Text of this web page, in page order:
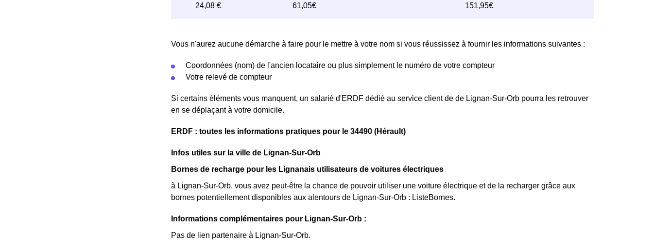
Vous n'aurez aucune démarche à faire pour le mettre à votre nom si vous réussissez à fournir les informations suivantes :
Coordonnées (nom) de l'ancien locataire ou plus simplement le numéro de votre compteur
Votre relevé de compteur
Si certains éléments vous manquent, un salarié d'ERDF dédié au service client de de Lignan-Sur-Orb pourra les retrouver
en se déplaçant à votre domicile.
ERDF : toutes les informations pratiques pour le 34490 (Hérault)
Infos utiles sur la ville de Lignan-Sur-Orb
Bornes de recharge pour les Lignanais utilisateurs de voitures électriques
à Lignan-Sur-Orb, vous avez peut-être la chance de pouvoir utiliser une voiture électrique et de la recharger grâce aux
bornes potentiellement disponibles aux alentours de Lignan-Sur-Orb : ListeBornes.
Informations complémentaires pour Lignan-Sur-Orb :
Pas de lien partenaire à Lignan-Sur-Orb.